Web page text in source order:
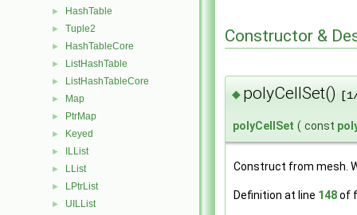
► HashTable
► Tuple2
► HashTableCore
► ListHashTable
► ListHashTableCore
► Map
► PtrMap
► Keyed
► ILList
► LList
► LPtrList
► UILList
Constructor &
◆ polyCellSet()
polyCellSet ( const
Construct from mesh.
Definition at line 148of